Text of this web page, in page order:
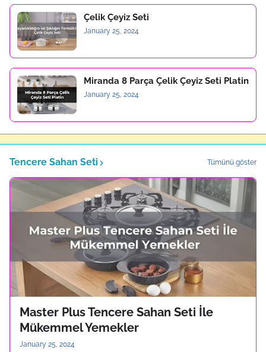
Çelik Çeyiz Seti
January 25, 2024
Miranda 8 Parça Çelik Çeyiz Seti Platin
January 25, 2024
Tencere Sahan Seti Tümünü göster
Master Plus Tencere Sahan Seti İle
Mükemmel Yemekler
January 25, 2024